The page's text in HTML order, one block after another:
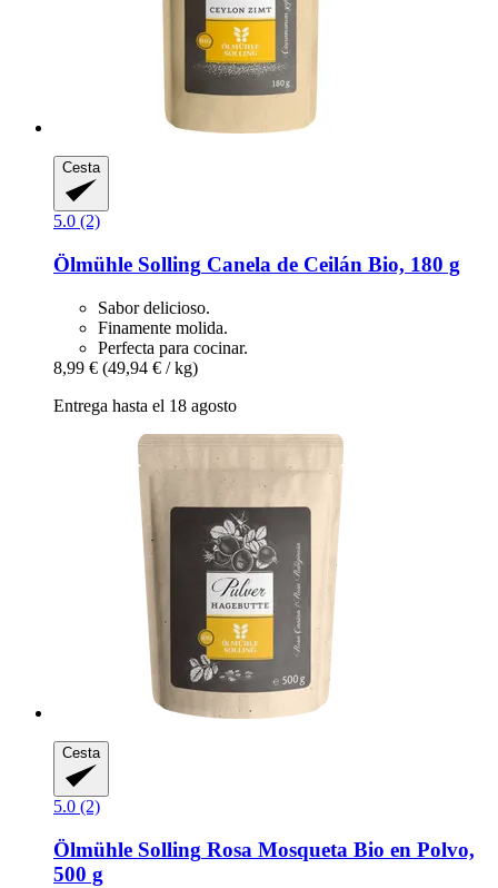
Cesta
5.0 (2)
Ölmühle Solling Canela de Ceilán Bio, 180 g
Sabor delicioso.
Finamente molida.
Perfecta para cocinar.
8,99 € (49,94 € / kg)
Entrega hasta el 18 agosto
Cesta
5.0 (2)
Ölmühle Solling Rosa Mosqueta Bio en Polvo,
500 g